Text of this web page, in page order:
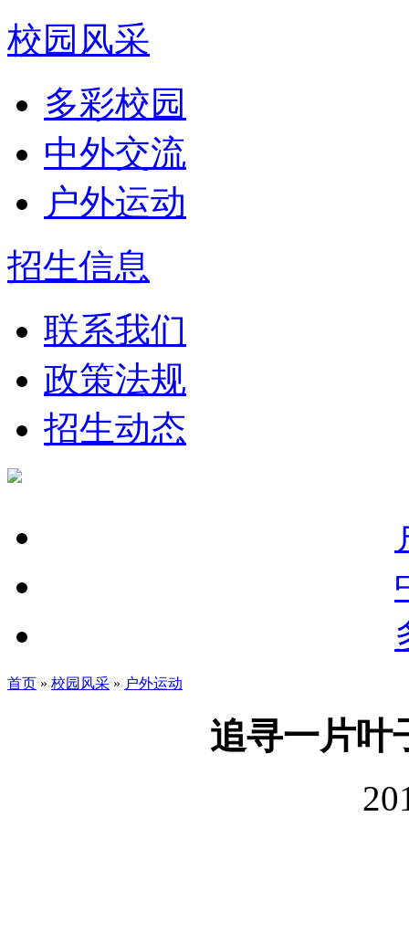
校园风采
多彩校园
中外交流
户外运动
招生信息
联系我们
政策法规
招生动态
首页 » 校园风采 » 户外运动
追寻一片叶